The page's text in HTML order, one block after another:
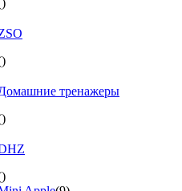
тренажеры